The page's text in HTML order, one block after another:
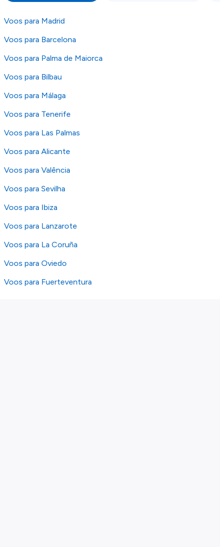
as condições no website do parceiro antes de
fazer uma reserva. Para mais detalhes verifique
os nossos
Voos para Madrid
Voos para Barcelona
Voos para Palma de Maiorca
Voos para Bilbau
Voos para Málaga
Voos para Tenerife
Voos para Las Palmas
Voos para Alicante
Voos para Valência
Voos para Sevilha
Voos para Ibiza
Voos para Lanzarote
Voos para La Coruña
Voos para Oviedo
Voos para Fuerteventura